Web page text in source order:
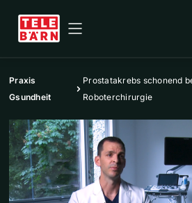
Praxis
Gsundheit
Prostatakrebs schonend
Roboterchirurgie